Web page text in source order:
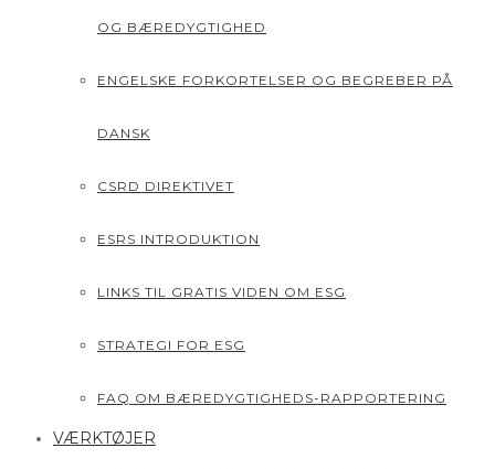
OG BÆREDYGTIGHED
ENGELSKE FORKORTELSER OG BEGREBER PÅ
DANSK
CSRD DIREKTIVET
ESRS INTRODUKTION
LINKS TIL GRATIS VIDEN OM ESG
STRATEGI FOR ESG
FAQ OM BÆREDYGTIGHEDS-RAPPORTERING
VÆRKTØJER